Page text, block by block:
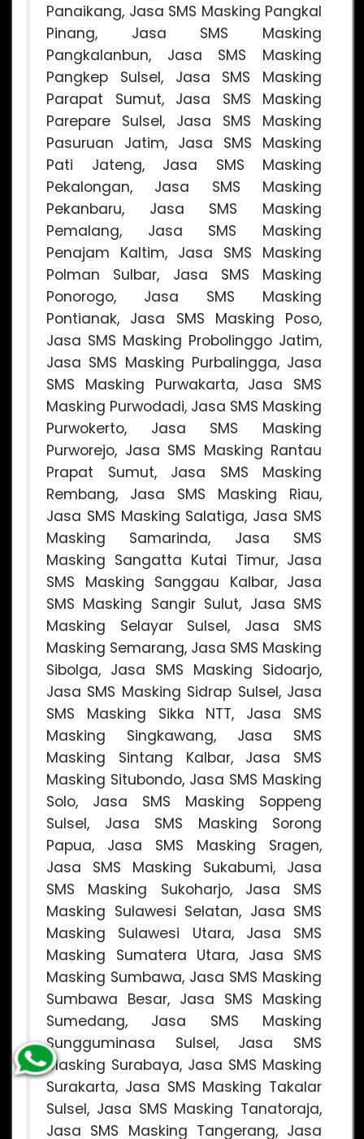
Panaikang, Jasa SMS Masking Pangkal
Pinang, Jasa SMS Masking
Pangkalanbun, Jasa SMS Masking
Pangkep Sulsel, Jasa SMS Masking
Parapat Sumut, Jasa SMS Masking
Parepare Sulsel, Jasa SMS Masking
Pasuruan Jatim, Jasa SMS Masking
Pati Jateng, Jasa SMS Masking
Pekalongan, Jasa SMS Masking
Pekanbaru, Jasa SMS Masking
Pemalang, Jasa SMS Masking
Penajam Kaltim, Jasa SMS Masking
Polman Sulbar, Jasa SMS Masking
Ponorogo, Jasa SMS Masking
Pontianak, Jasa SMS Masking Poso,
Jasa SMS Masking Probolinggo Jatim,
Jasa SMS Masking Purbalingga, Jasa
SMS Masking Purwakarta, Jasa SMS
Masking Purwodadi, Jasa SMS Masking
Purwokerto, Jasa SMS Masking
Purworejo, Jasa SMS Masking Rantau
Prapat Sumut, Jasa SMS Masking
Rembang, Jasa SMS Masking Riau,
Jasa SMS Masking Salatiga, Jasa SMS
Masking Samarinda, Jasa SMS
Masking Sangatta Kutai Timur, Jasa
SMS Masking Sanggau Kalbar, Jasa
SMS Masking Sangir Sulut, Jasa SMS
Masking Selayar Sulsel, Jasa SMS
Masking Semarang, Jasa SMS Masking
Sibolga, Jasa SMS Masking Sidoarjo,
Jasa SMS Masking Sidrap Sulsel, Jasa
SMS Masking Sikka NTT, Jasa SMS
Masking Singkawang, Jasa SMS
Masking Sintang Kalbar, Jasa SMS
Masking Situbondo, Jasa SMS Masking
Solo, Jasa SMS Masking Soppeng
Sulsel, Jasa SMS Masking Sorong
Papua, Jasa SMS Masking Sragen,
Jasa SMS Masking Sukabumi, Jasa
SMS Masking Sukoharjo, Jasa SMS
Masking Sulawesi Selatan, Jasa SMS
Masking Sulawesi Utara, Jasa SMS
Masking Sumatera Utara, Jasa SMS
Masking Sumbawa, Jasa SMS Masking
Sumbawa Besar, Jasa SMS Masking
Sumedang, Jasa SMS Masking
Sungguminasa Sulsel, Jasa SMS
Masking Surabaya, Jasa SMS Masking
Surakarta, Jasa SMS Masking Takalar
Sulsel, Jasa SMS Masking Tanatoraja,
Jasa SMS Masking Tangerang, Jasa